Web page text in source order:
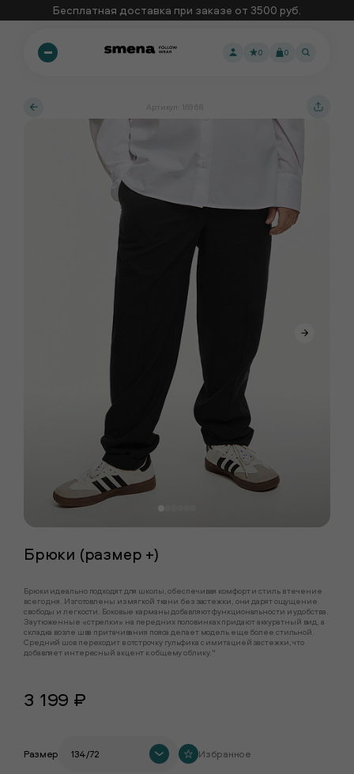
Бесплатная доставка при заказе от 3500 руб.
0
0
Артикул: 16968
Брюки (размер +)
Брюки идеально подходят для школы, обеспечивая комфорт и стиль в течение
всего дня. Изготовлены из мягкой ткани без застежки, они дарят ощущение
свободы и легкости. Боковые карманы добавляют функциональности и удобства.
Заутюженные «стрелки» на передних половинках придают аккуратный вид, а
складка возле шва притачивания пояса делает модель еще более стильной.
Средний шов переходит в отстрочку гульфика с имитацией застежки, что
добавляет интересный акцент к общему облику. "
3 199 ₽
Размер 134/72 Избранное